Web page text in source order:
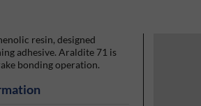
resin, designed
adhesive. Araldite 71 is
bonding operation.